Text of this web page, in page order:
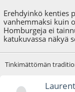
Erehdyinkö kenties
vanhemmaksi kuin
Homburgeja ei
katukuvassa näkyä
Tinkimättömän